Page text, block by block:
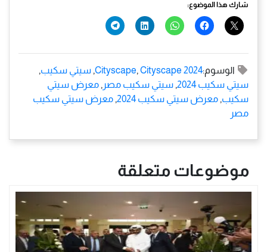
شارك هذا الموضوع:
الوسوم: Cityscape, Cityscape 2024
, سيتي سكيب,
سيتي سكيب 2024
, سيتي سكيب مصر , معرض سيتي
سكيب, معرض سيتي سكيب 2024 , معرض سيتي سكيب
مصر
موضوعات متعلقة